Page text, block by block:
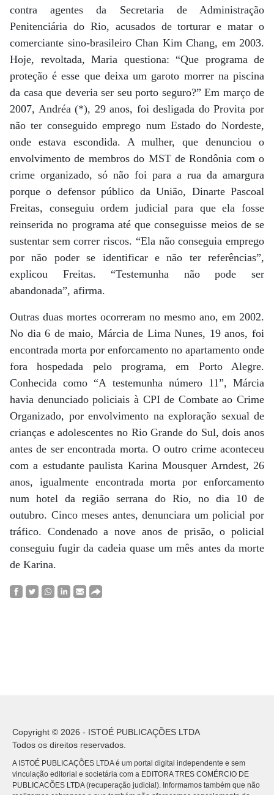
contra agentes da Secretaria de Administração
Penitenciária do Rio, acusados de torturar e matar o
comerciante sino-brasileiro Chan Kim Chang, em 2003.
Hoje, revoltada, Maria questiona: “Que programa de
proteção é esse que deixa um garoto morrer na piscina
da casa que deveria ser seu porto seguro?” Em março de
2007, Andréa (*), 29 anos, foi desligada do Provita por
não ter conseguido emprego num Estado do Nordeste,
onde estava escondida. A mulher, que denunciou o
envolvimento de membros do MST de Rondônia com o
crime organizado, só não foi para a rua da amargura
porque o defensor público da União, Dinarte Pascoal
Freitas, conseguiu ordem judicial para que ela fosse
reinserida no programa até que conseguisse meios de se
sustentar sem correr riscos. “Ela não conseguia emprego
por não poder se identificar e não ter referências”,
explicou Freitas. “Testemunha não pode ser
abandonada”, afirma.
Outras duas mortes ocorreram no mesmo ano, em 2002.
No dia 6 de maio, Márcia de Lima Nunes, 19 anos, foi
encontrada morta por enforcamento no apartamento onde
fora hospedada pelo programa, em Porto Alegre.
Conhecida como “A testemunha número 11”, Márcia
havia denunciado policiais à CPI de Combate ao Crime
Organizado, por envolvimento na exploração sexual de
crianças e adolescentes no Rio Grande do Sul, dois anos
antes de ser encontrada morta. O outro crime aconteceu
com a estudante paulista Karina Mousquer Arndest, 26
anos, igualmente encontrada morta por enforcamento
num hotel da região serrana do Rio, no dia 10 de
outubro. Cinco meses antes, denunciara um policial por
tráfico. Condenado a nove anos de prisão, o policial
conseguiu fugir da cadeia quase um mês antes da morte
de Karina.
Copyright © 2026 - ISTOÉ PUBLICAÇÕES LTDA
Todos os direitos reservados.
A ISTOÉ PUBLICAÇÕES LTDA é um portal digital independente e sem
vinculação editorial e societária com a EDITORA TRES COMÉRCIO DE
PUBLICACÕES LTDA (recuperação judicial). Informamos também que não